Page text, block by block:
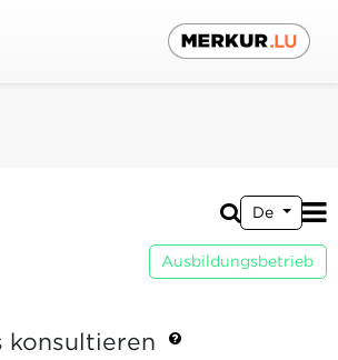
De
Ausbildungsbetrieb
konsultieren